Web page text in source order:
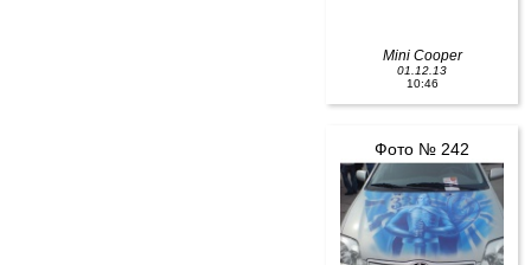
Mini Cooper
01.12.13
10:46
Фото № 242